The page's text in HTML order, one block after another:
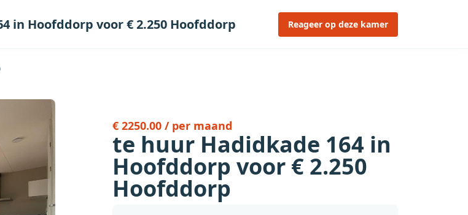
in Hoofddorp voor € 2.250 Hoofddorp Reageer op deze kamer
€ 2250.00 / per maand
te huur Hadidkade 164 in
Hoofddorp voor € 2.250
Hoofddorp